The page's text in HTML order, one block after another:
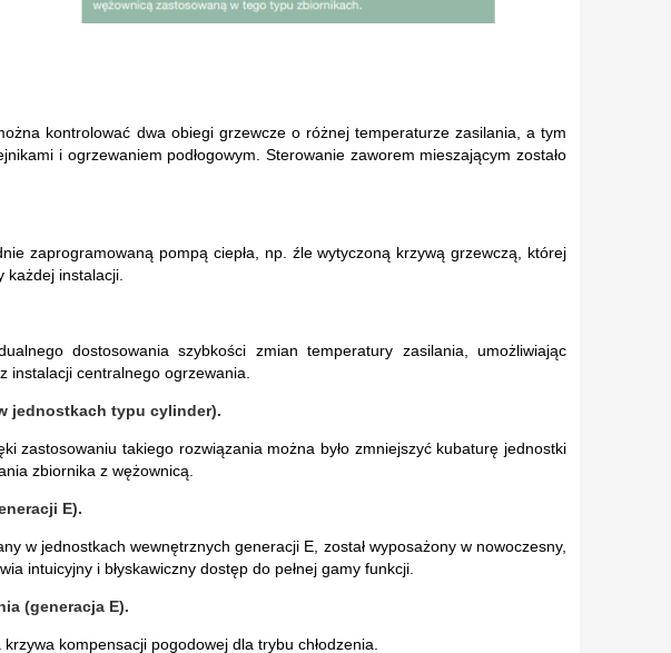
kontrolować dwa obiegi grzewcze o różnej temperaturze zasilania, a tym
i ogrzewaniem podłogowym. Sterowanie zaworem mieszającym zostało
zaprogramowaną pompą ciepła, np. źle wytyczoną krzywą grzewczą, której
instalacji.
dostosowania szybkości zmian temperatury zasilania, umożliwiając
instalacji centralnego ogrzewania.
jednostkach typu cylinder).
zastosowaniu takiego rozwiązania można było zmniejszyć kubaturę jednostki
zbiornika z wężownicą.
E).
w jednostkach wewnętrznych generacji E, został wyposażony w nowoczesny,
intuicyjny i błyskawiczny dostęp do pełnej gamy funkcji.
(generacja E).
kompensacji pogodowej dla trybu chłodzenia.